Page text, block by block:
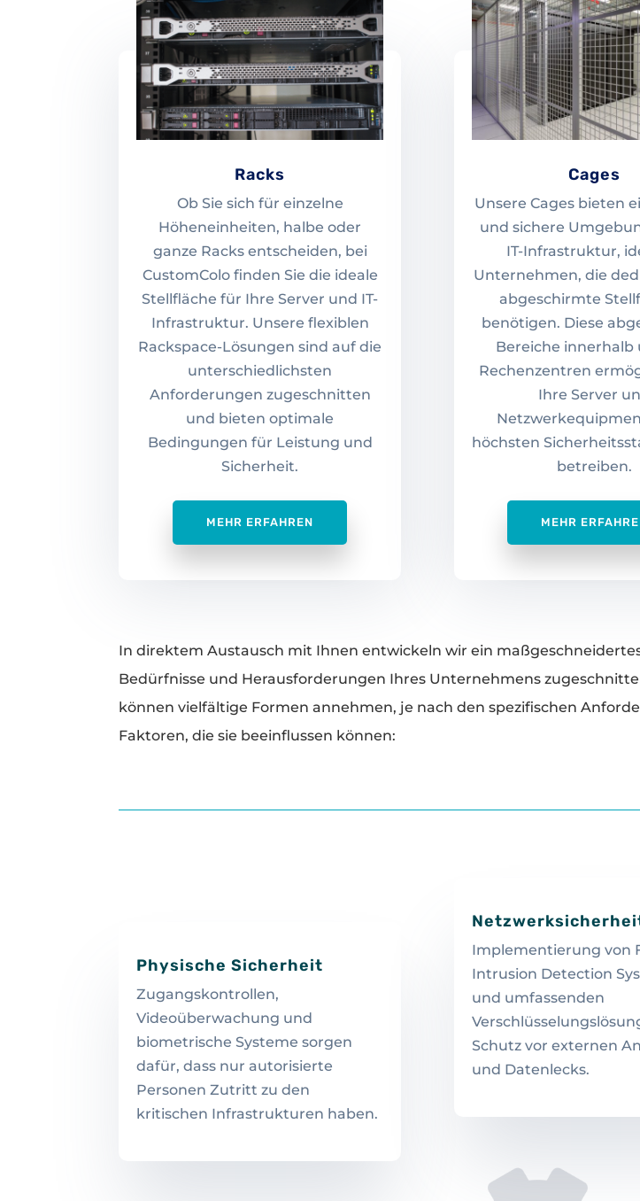
Racks
Ob Sie sich für einzelne
Höheneinheiten, halbe oder
ganze Racks entscheiden, bei
CustomColo finden Sie die ideale
Stellfläche für Ihre Server und IT-
Infrastruktur. Unsere flexiblen
Rackspace-Lösungen sind auf die
unterschiedlichsten
Anforderungen zugeschnitten
und bieten optimale
Bedingungen für Leistung und
Sicherheit.
MEHR ERFAHREN
Cages
Unsere Cages bieten
und sichere
IT-Infrastruktur,
Unternehmen, die
abgeschirmte
benötigen. Diese
Bereiche innerhalb
Rechenzentren
Ihre Server
höchsten
betreiben.
MEHR
In direktem Austausch mit Ihnen entwickeln wir ein
Bedürfnisse und Herausforderungen Ihres Unternehmens
können vielfältige Formen annehmen, je nach den spezifischen
Faktoren, die sie beeinflussen können:
Physische Sicherheit
Zugangskontrollen,
Videoüberwachung und
biometrische Systeme sorgen
dafür, dass nur autorisierte
Personen Zutritt zu den
kritischen Infrastrukturen haben.
Implementierung von
Intrusion Detection
und umfassenden
Schutz vor externen
und Datenlecks.